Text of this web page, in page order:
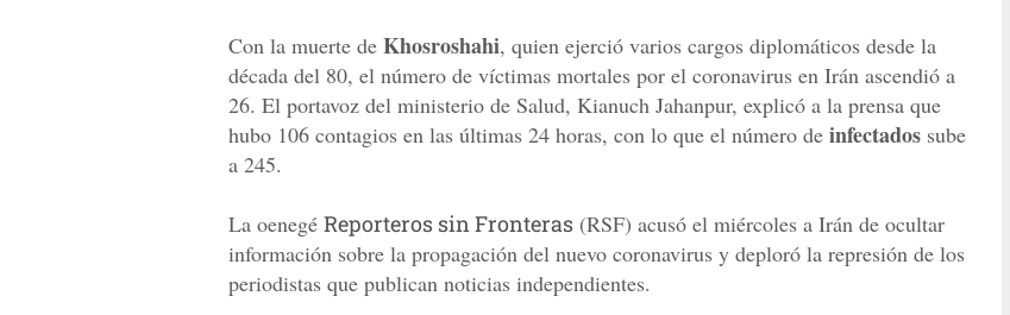
Con la muerte de Khosroshahi, quien ejerció varios cargos diplomáticos desde la
década del 80, el número de víctimas mortales por el coronavirus en Irán ascendió a
26. El portavoz del ministerio de Salud, Kianuch Jahanpur, explicó a la prensa que
hubo 106 contagios en las últimas 24 horas, con lo que el número de infectados sube
a 245.
La oenegé Reporteros sin Fronteras (RSF) acusó el miércoles a Irán de ocultar
información sobre la propagación del nuevo coronavirus y deploró la represión de los
periodistas que publican noticias independientes.